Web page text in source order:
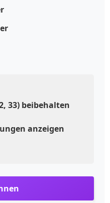
33) beibehalten
anzeigen